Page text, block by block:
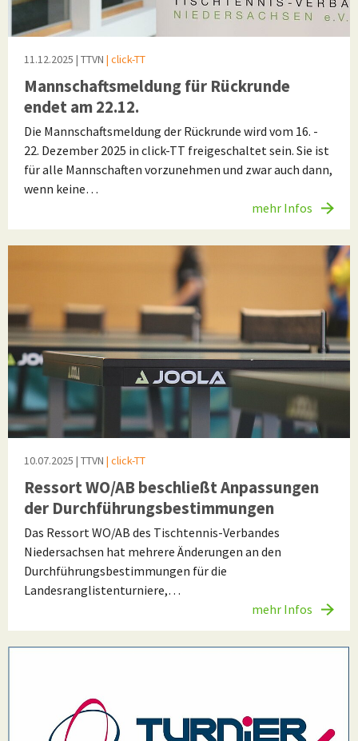
11.12.2025 | TTVN | click-TT
Mannschaftsmeldung für Rückrunde
endet am 22.12.
Die Mannschaftsmeldung der Rückrunde wird vom 16. -
22. Dezember 2025 in click-TT freigeschaltet sein. Sie ist
für alle Mannschaften vorzunehmen und zwar auch dann,
wenn keine…
mehr Infos
10.07.2025 | TTVN | click-TT
Ressort WO/AB beschließt Anpassungen
der Durchführungsbestimmungen
Das Ressort WO/AB des Tischtennis-Verbandes
Niedersachsen hat mehrere Änderungen an den
Durchführungsbestimmungen für die
Landesranglistenturniere,…
mehr Infos